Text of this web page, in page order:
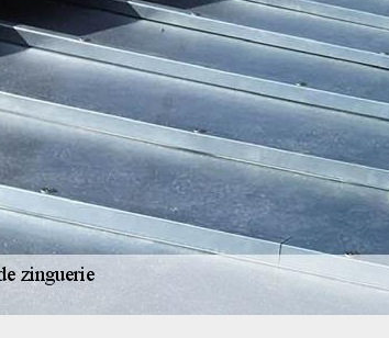
75017 ?
Choisir AR renovation pour vos
judicieuse pour de nombreuses
est crucial pour la protection de
nous engageons à fournir un
zingueurs, passionnés et
pour garantir la durabilité et
nous savons que chaque projet est
spécifiques, tout en respectant
75017 repose sur notre
que votre satisfaction est notre
renovation pour un service de